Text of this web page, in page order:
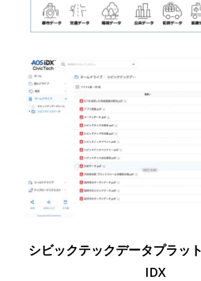
シビックテックデータプラッ
IDX